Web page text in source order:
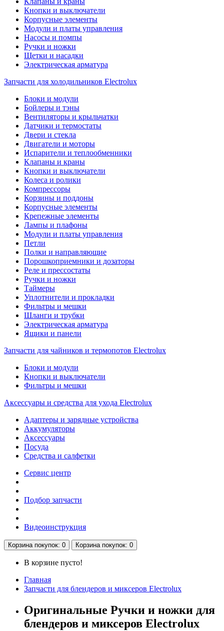
Кнопки и выключатели
Корпусные элементы
Модули и платы управления
Насосы и помпы
Ручки и ножки
Щетки и насадки
Электрическая арматура
Запчасти для холодильников Electrolux
Блоки и модули
Бойлеры и тэны
Вентиляторы и крыльчатки
Датчики и термостаты
Двери и стекла
Двигатели и моторы
Испарители и теплообменники
Клапаны и краны
Кнопки и выключатели
Колеса и ролики
Компрессоры
Корзины и поддоны
Корпусные элементы
Крепежные элементы
Лампы и плафоны
Модули и платы управления
Петли
Полки и направляющие
Порошкоприемники и дозаторы
Реле и прессостаты
Ручки и ножки
Таймеры
Уплотнители и прокладки
Фильтры и мешки
Шланги и трубки
Электрическая арматура
Ящики и панели
Запчасти для чайников и термопотов Electrolux
Блоки и модули
Кнопки и выключатели
Фильтры и мешки
Аксессуары и средства для ухода Electrolux
Адаптеры и зарядные устройства
Аккумуляторы
Аксессуары
Посуда
Средства и салфетки
Сервис центр
Подбор запчасти
Видеоинструкция
Корзинапокупок: 0 Корзинапокупок: 0
В корзине пусто!
Главная
Запчасти для блендеров и миксеров Electrolux
Оригинальные Ручки и ножки для
блендеров и миксеров Electrolux